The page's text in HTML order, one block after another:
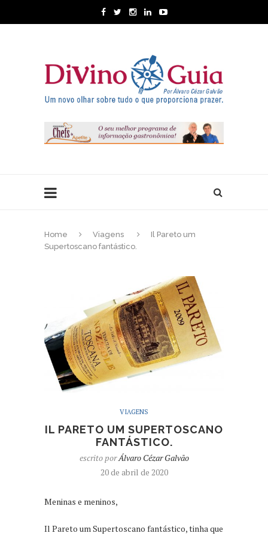
Home Viagens
Il Pareto um
Supertoscano fantástico.
VIAGENS
IL PARETO UM SUPERTOSCANO
FANTÁSTICO.
escrito porÁlvaro Cézar Galvão
20 de abril de 2020
Meninas e meninos,
Il Pareto um Supertoscano fantástico, tinha que